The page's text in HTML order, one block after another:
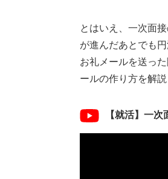
とはいえ、一次面
が進んだあとでも
お礼メールを送っ
ールの作り方を解説
【就活】一